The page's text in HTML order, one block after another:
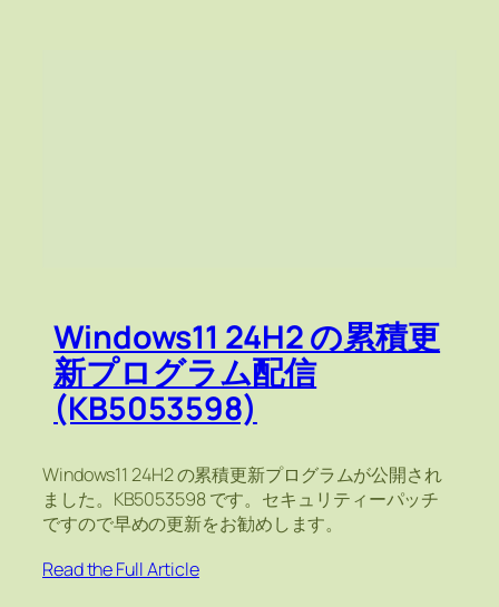
Windows11 24H2 の累積更
新プログラム配信
(KB5053598)
Windows11 24H2 の累積更新プログラムが公開され
ました。KB5053598 です。セキュリティーパッチ
ですので早めの更新をお勧めします。
Read the Full Article